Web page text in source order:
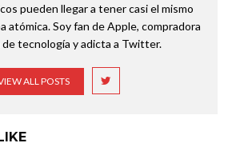
pueden llegar a tener casi el mismo
atómica. Soy fan de Apple, compradora
de tecnología y adicta a Twitter.
ALL POSTS